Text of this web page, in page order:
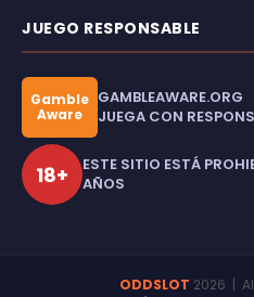
JUEGO RESPONSABLE
Gamble
Aware
GAMBLEAWARE.ORG
JUEGA CON
18+
ESTE SITIO ESTÁ
AÑOS
ODDSLOT 2026 |